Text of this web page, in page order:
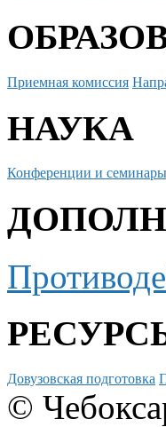
Приемная комиссия
НАУКА
Конференции и семинары
Довузовская подготовка
©